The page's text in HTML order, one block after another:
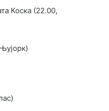
Коска (22.00,